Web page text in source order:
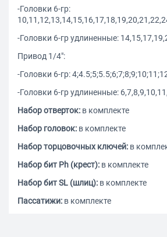
-Головки 6-гр:
-Головки 6-гр удлиненные:
Привод 1/4":
-Головки 6-гр:
-Головки 6-гр удлиненные:
Набор отверток: в комплекте
Набор головок: в комплекте
Набор торцовочных ключей: в
Набор бит Ph (крест): в комплекте
Набор бит SL (шлиц): в комплекте
Пассатижи: в комплекте